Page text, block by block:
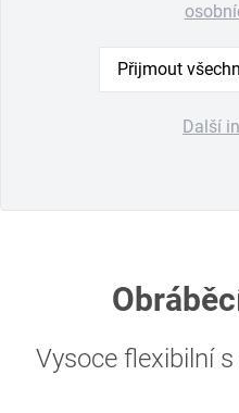
Přijmout
Další
Vysoce flexibilní